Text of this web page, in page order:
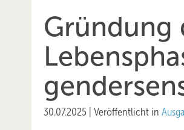
Gründung
30.07.2025 Veröffentlicht in